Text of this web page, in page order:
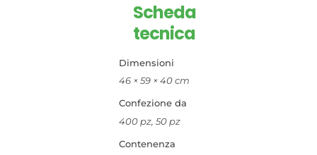
Scheda
tecnica
Dimensioni
46 × 59 × 40 cm
Confezione da
400 pz, 50 pz
Contenenza